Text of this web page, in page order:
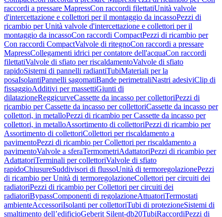
raccordi a pressare MapressCon raccordi filettatiUnità valvole
d'intercettazione e collettori per il montaggio da incassoPezzi di
ricambio per Unità valvole d'intercettazione e collettori per il
montaggio da incassoCon raccordi CompactPezzi di ricambio per
Con raccordi CompactValvole di ritegnoCon raccordi a pressare
MapressCollegamenti idrici per contatore dell'acquaCon raccordi
filettatiValvole di sfiato per riscaldamentoValvole di sfiato
rapidoSistemi di pannelli radiantiTubiMateriali per la
posaIsolantiPannelli sagomatiBande perimetraliNastri adesiviClip di
fissaggioAdditivi per massettiGiunti di
dilatazioneReggicurveCassette da incasso per collettoriPezzi di
ricambio per Cassette da incasso per collettoriCassette da incasso per
collettori, in metalloPezzi di ricambio per Cassette da incasso per
collettori, in metalloAssortimento di collettoriPezzi di ricambio per
Assortimento di collettoriCollettori per riscaldamento a
pavimentoPezzi di ricambio per Collettori per riscaldamento a
pavimentoValvole a sferaTermometriAdattatoriPezzi di ricambio per
AdattatoriTerminali per collettoriValvole di sfiato
rapidoChiusureSuddivisori di flussoUnità di termoregolazionePezzi
di ricambio per Unità di termoregolazioneCollettori per circuiti dei
radiatoriPezzi di ricambio per Collettori per circuiti dei
radiatoriBypassComponenti di regolazioneAttuatoriTermostati
ambienteAccessoriIsolanti per collettoriTubi di protezioneSistemi di
smaltimento dell’edificioGeberit Silent-db20TubiRaccordiPezzi di